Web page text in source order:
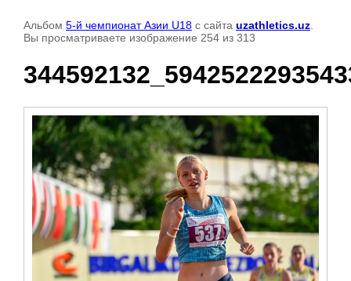
Альбом 5-й чемпионат Азии U18 с сайта uzathletics.uz
Вы просматриваете изображение 254 из 313